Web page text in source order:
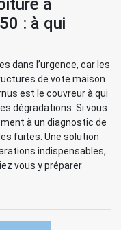
à
: à qui
dans l’urgence, car les
de vote maison.
est le couvreur à qui
dégradations. Si vous
à un diagnostic de
fuites. Une solution
indispensables,
vous y préparer